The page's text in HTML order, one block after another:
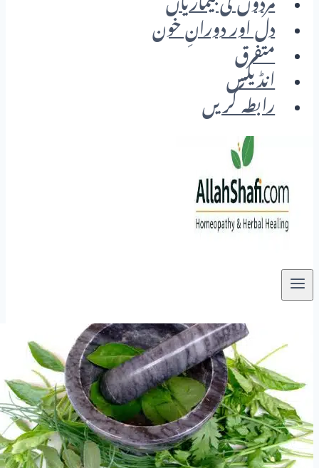
مردوں کی بیماریاں
دل اور دورانِ خون
متفرق
انڈیکس
رابطہ کریں